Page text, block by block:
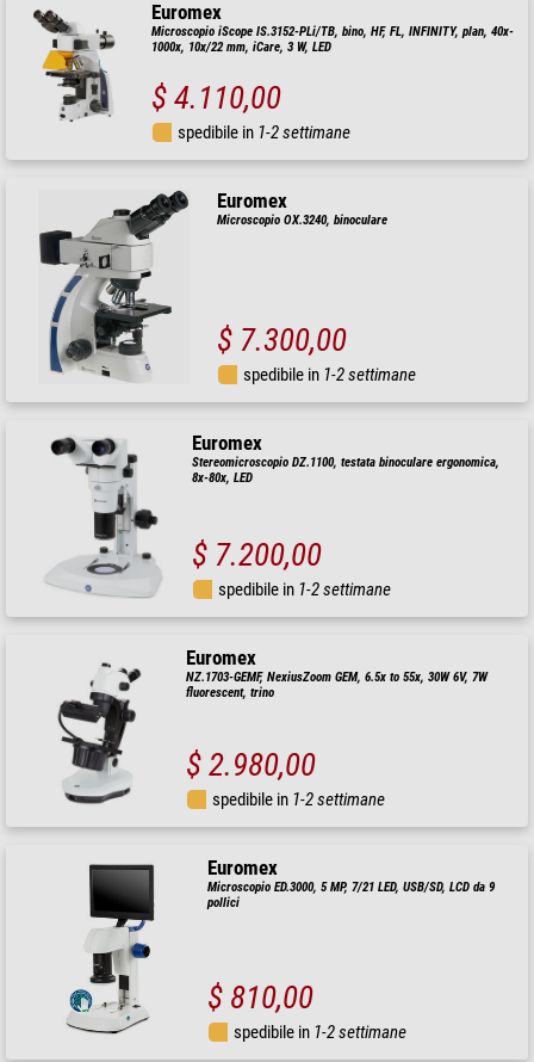
Euromex
Microscopio iScope IS.3152-PLi/TB, bino, HF, FL, INFINITY, plan, 40x-
1000x, 10x/22 mm, iCare, 3 W, LED
$ 4.110,00
spedibile in 1-2 settimane
Euromex
Microscopio OX.3240, binoculare
$ 7.300,00
spedibile in 1-2 settimane
Euromex
Stereomicroscopio DZ.1100, testata binoculare ergonomica,
8x-80x, LED
$ 7.200,00
spedibile in 1-2 settimane
Euromex
NZ.1703-GEMF, NexiusZoom GEM, 6.5x to 55x, 30W 6V, 7W
fluorescent, trino
$ 2.980,00
spedibile in 1-2 settimane
Euromex
Microscopio ED.3000, 5 MP, 7/21 LED, USB/SD, LCD da 9
pollici
$ 810,00
spedibile in 1-2 settimane